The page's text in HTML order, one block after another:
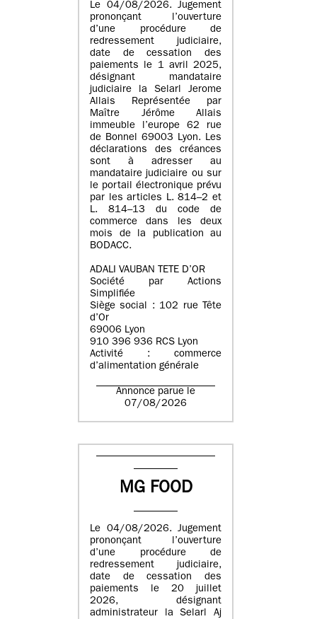
Le 04/08/2026. Jugement
prononçant l’ouverture
d’une procédure de
redressement judiciaire,
date de cessation des
paiements le 1 avril 2025,
désignant mandataire
judiciaire la Selarl Jerome
Allais Représentée par
Maître Jérôme Allais
immeuble l’europe 62 rue
de Bonnel 69003 Lyon. Les
déclarations des créances
sont à adresser au
mandataire judiciaire ou sur
le portail électronique prévu
par les articles L. 814–2 et
L. 814–13 du code de
commerce dans les deux
mois de la publication au
BODACC.
ADALI VAUBAN TETE D’OR
Société par Actions
Simplifiée
Siège social : 102 rue Tête
d’Or
69006 Lyon
910 396 936 RCS Lyon
Activité : commerce
d’alimentation générale
Annonce parue le
07/08/2026
MG FOOD
Le 04/08/2026. Jugement
prononçant l’ouverture
d’une procédure de
redressement judiciaire,
date de cessation des
paiements le 20 juillet
2026, désignant
administrateur la Selarl Aj